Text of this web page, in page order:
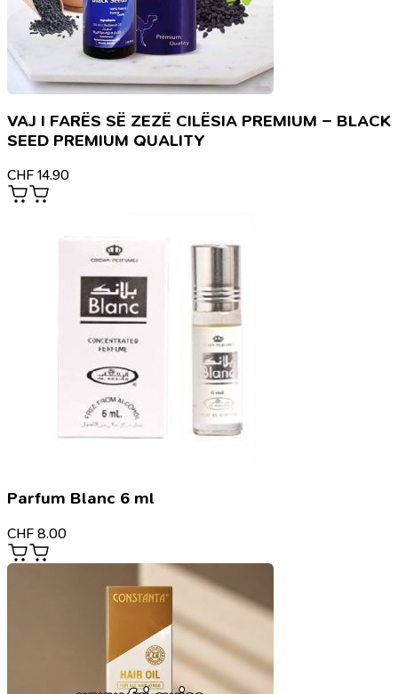
VAJ I FARËS SË ZEZË CILËSIA PREMIUM – BLACK
SEED PREMIUM QUALITY
CHF 14.90
Parfum Blanc 6 ml
CHF 8.00